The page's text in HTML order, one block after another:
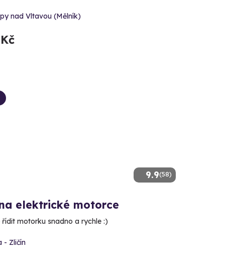
nad Vltavou (Mělník)
9.9(58)
elektrické motorce
řídit motorku snadno a rychle :)
- Zličín